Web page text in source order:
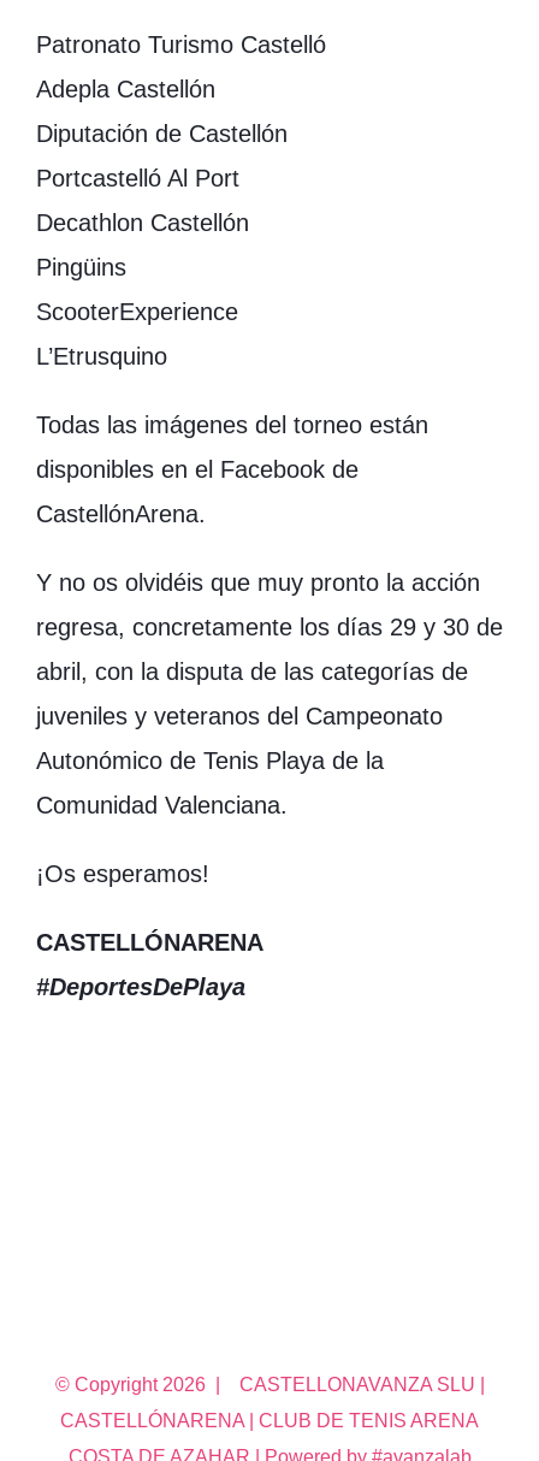
Patronato Turismo Castelló
Adepla Castellón
Diputación de Castellón
Portcastelló Al Port
Decathlon Castellón
Pingüins
ScooterExperience
L’Etrusquino
Todas las imágenes del torneo están
disponibles en el Facebook de
CastellónArena.
Y no os olvidéis que muy pronto la acción
regresa, concretamente los días 29 y 30 de
abril, con la disputa de las categorías de
juveniles y veteranos del Campeonato
Autonómico de Tenis Playa de la
Comunidad Valenciana.
¡Os esperamos!
CASTELLÓNARENA
#DeportesDePlaya
© Copyright 2026 | CASTELLONAVANZA SLU |
CASTELLÓNARENA | CLUB DE TENIS ARENA
COSTA DE AZAHAR | Powered by #avanzalab